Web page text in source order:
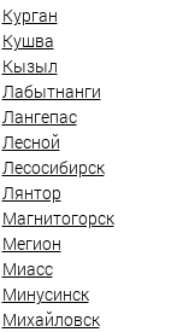
Курган
Кушва
Кызыл
Лабытнанги
Лангепас
Лесной
Лесосибирск
Лянтор
Магнитогорск
Мегион
Миасс
Минусинск
Михайловск